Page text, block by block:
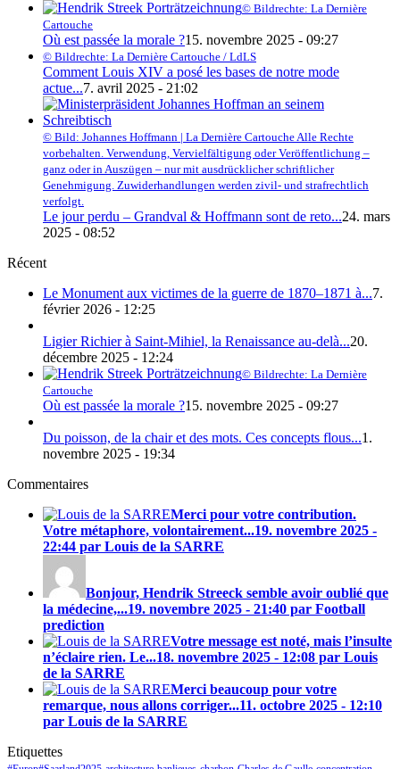
© Bildrechte: La Dernière
Cartouche
Où est passée la morale ?15. novembre 2025 - 09:27
© Bildrechte: La Dernière Cartouche / LdLS
Comment Louis XIV a posé les bases de notre mode
actue...7. avril 2025 - 21:02
© Bild: Johannes Hoffmann | La Dernière Cartouche Alle Rechte
vorbehalten. Verwendung, Vervielfältigung oder Veröffentlichung –
ganz oder in Auszügen – nur mit ausdrücklicher schriftlicher
Genehmigung. Zuwiderhandlungen werden zivil- und strafrechtlich
verfolgt.
Le jour perdu – Grandval & Hoffmann sont de reto...24. mars
2025 - 08:52
Récent
Le Monument aux victimes de la guerre de 1870–1871 à...7.
février 2026 - 12:25
Ligier Richier à Saint-Mihiel, la Renaissance au-delà...20.
décembre 2025 - 12:24
© Bildrechte: La Dernière
Cartouche
Où est passée la morale ?15. novembre 2025 - 09:27
Du poisson, de la chair et des mots. Ces concepts flous...1.
novembre 2025 - 19:34
Commentaires
Merci pour votre contribution.
Votre métaphore, volontairement...19. novembre 2025 -
22:44 par Louis de la SARRE
Bonjour, Hendrik Streeck semble avoir oublié que
la médecine,...19. novembre 2025 - 21:40 par Football
prediction
Votre message est noté, mais l’insulte
n’éclaire rien. Le...18. novembre 2025 - 12:08 par Louis
de la SARRE
Merci beaucoup pour votre
remarque, nous allons corriger...11. octobre 2025 - 12:10
par Louis de la SARRE
Etiquettes